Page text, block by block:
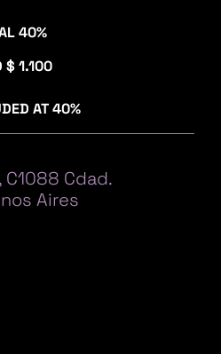
40%
$ 1.100
AT 40%
Cdad.
Aires